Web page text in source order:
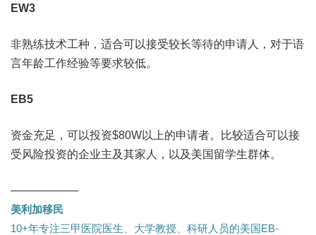
EW3
非熟练技术工种，适合可以接受较长等待的申请人，对于语
言年龄工作经验等要求较低。
EB5
资金充足，可以投资$80W以上的申请者。比较适合可以接
受风险投资的企业主及其家人，以及美国留学生群体。
——————
美利加移民
10+年专注三甲医院医生、大学教授、科研人员的美国EB-